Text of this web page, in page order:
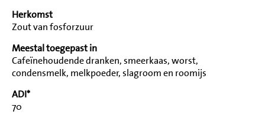
Herkomst
Zout van fosforzuur
Meestal toegepast in
Cafeïnehoudende dranken, smeerkaas, worst,
condensmelk, melkpoeder, slagroom en roomijs
ADI*
70